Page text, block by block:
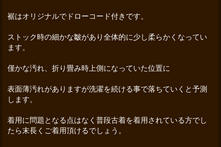
裾はオリジナルでドローコード付きです。
ストック時の細かな皺があり全体的に少し柔らかくなってい
ます。
僅かな汚れ、折り畳み時上側になっていた位置に
表面薄汚れがありますが洗濯を続ける事で落ちていくと予測
します。
着用に問題となる点はなく普段古着を着用されている方でし
たら末長くご着用頂けるでしょう。